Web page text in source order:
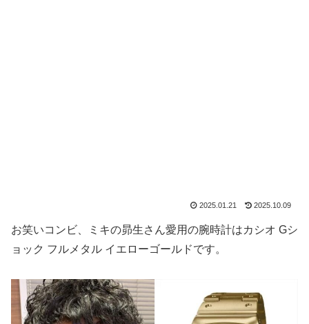
2025.01.21 2025.10.09
お笑いコンビ、ミキの昴生さん愛用の腕時計はカシオ Gシ
ョック フルメタル イエローゴールドです。